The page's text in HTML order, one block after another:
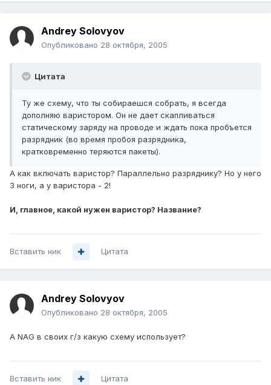
Andrey Solovyov
Опубликовано 28 октября, 2005
Цитата
Ту же схему, что ты собираешся собрать, я всегда
дополняю варистором. Он не дает скапливаться
статическому заряду на проводе и ждать пока пробъется
разрядник (во время пробоя разрядника,
кратковременно теряются пакеты).
А как включать варистор? Параллельно разряднику? Но у него
3 ноги, а у варистора - 2!
И, главное, какой нужен варистор? Название?
Вставить ник Цитата
Andrey Solovyov
Опубликовано 28 октября, 2005
А NAG в своих г/з какую схему использует?
Вставить ник Цитата